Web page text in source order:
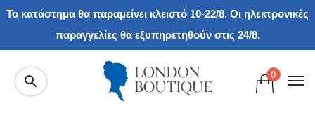
Το κατάστημα θα παραμείνει κλειστό 10-22/8. Οι ηλεκτρονικές
παραγγελίες θα εξυπηρετηθούν στις 24/8.
0